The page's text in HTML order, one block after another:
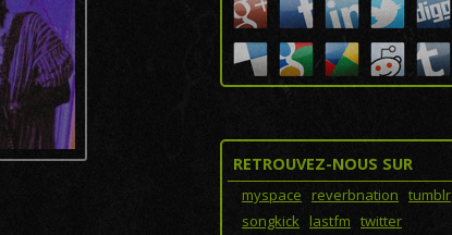
RETROUVEZ-NOUS SUR
myspace reverbnation tumblr
songkick lastfm twitter